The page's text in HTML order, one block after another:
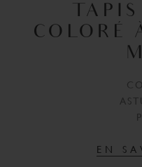
COLORÉ
EN